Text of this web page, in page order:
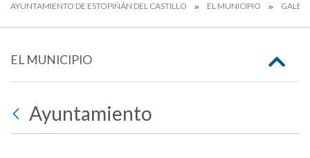
AYUNTAMIENTO DE ESTOPIÑÁN DEL CASTILLO EL MUNICIPIO
EL MUNICIPIO
Ayuntamiento